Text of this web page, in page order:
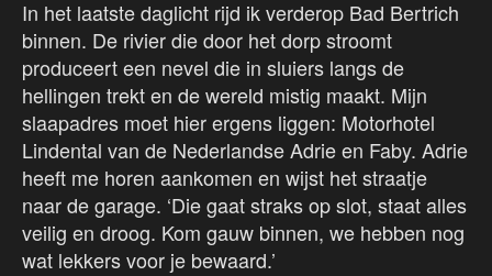
In het laatste daglicht rijd ik verderop Bad Bertrich
binnen. De rivier die door het dorp stroomt
produceert een nevel die in sluiers langs de
hellingen trekt en de wereld mistig maakt. Mijn
slaapadres moet hier ergens liggen: Motorhotel
Lindental van de Nederlandse Adrie en Faby. Adrie
heeft me horen aankomen en wijst het straatje
naar de garage. ‘Die gaat straks op slot, staat alles
veilig en droog. Kom gauw binnen, we hebben nog
wat lekkers voor je bewaard.’